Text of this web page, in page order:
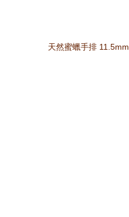
天然蜜蠟手排 11.5mm